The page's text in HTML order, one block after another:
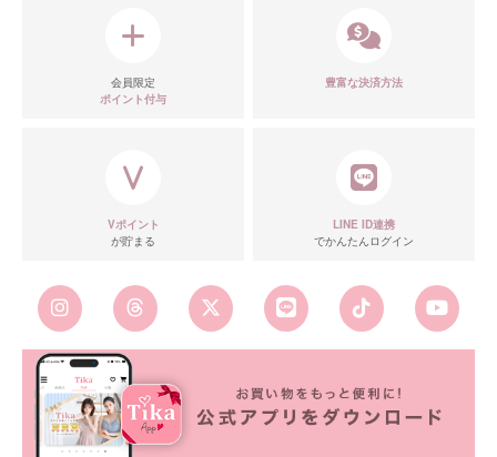
会員限定
ポイント付与
豊富な決済方法
Vポイント
が貯まる
LINE ID連携
でかんたんログイン